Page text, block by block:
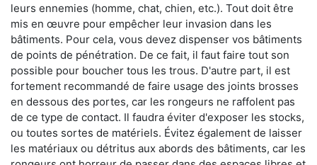
leurs ennemies (homme, chat, chien, etc.). Tout doit être
mis en œuvre pour empêcher leur invasion dans les
bâtiments. Pour cela, vous devez dispenser vos bâtiments
de points de pénétration. De ce fait, il faut faire tout son
possible pour boucher tous les trous. D'autre part, il est
fortement recommandé de faire usage des joints brosses
en dessous des portes, car les rongeurs ne raffolent pas
de ce type de contact. Il faudra éviter d'exposer les stocks,
ou toutes sortes de matériels. Évitez également de laisser
les matériaux ou détritus aux abords des bâtiments, car les